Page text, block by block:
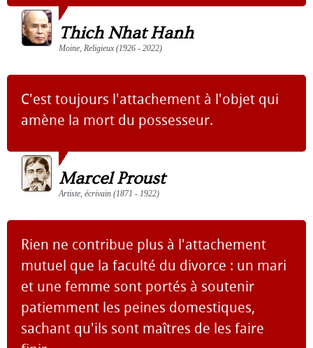
Thich Nhat Hanh
Moine, Religieux (1926 - 2022)
C'est toujours l'attachement à l'objet qui
amène la mort du possesseur.
Marcel Proust
Artiste, écrivain (1871 - 1922)
Rien ne contribue plus à l'attachement
mutuel que la faculté du divorce : un mari
et une femme sont portés à soutenir
patiemment les peines domestiques,
sachant qu'ils sont maîtres de les faire